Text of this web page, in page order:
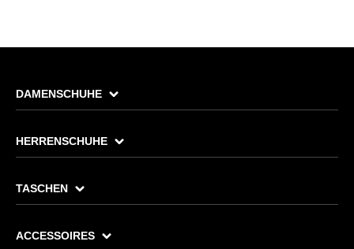
DAMENSCHUHE
HERRENSCHUHE
TASCHEN
ACCESSOIRES